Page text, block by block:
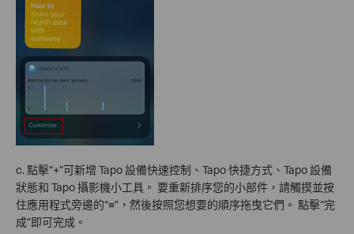
c. 點擊“+”可新增 Tapo 設備快速控制、Tapo 快捷方式、Tapo 設備
狀態和 Tapo 攝影機小工具。 要重新排序您的小部件，請觸摸並按
住應用程式旁邊的“≡”，然後按照您想要的順序拖曳它們。 點擊“完
成”即可完成。